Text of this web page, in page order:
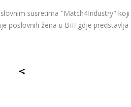
susretima "Match4Industry"
poslovnih žena u BiH gdje predstavlja